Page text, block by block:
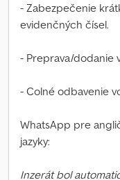
- Zabezpečenie
evidenčných čísel.
- Preprava/dodanie
- Colné odbavenie
WhatsApp pre
jazyky:
Inzerát bol